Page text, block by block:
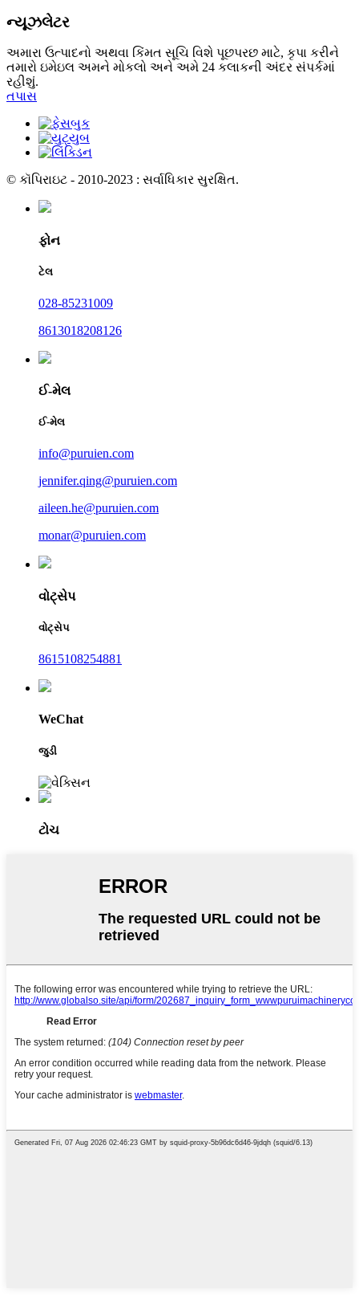
ન્યૂઝલેટર
અમારા ઉત્પાદનો અથવા કિંમત સૂચિ વિશે પૂછપરછ માટે, કૃપા કરીને
તમારો ઇમેઇલ અમને મોકલો અને અમે 24 કલાકની અંદર સંપર્કમાં
રહીશું.
તપાસ
© કૉપિરાઇટ - 2010-2023 : સર્વાધિકાર સુરક્ષિત.
ફોન
ટેલ
028-85231009
8613018208126
ઈ-મેલ
ઈ-મેલ
info@puruien.com
jennifer.qing@puruien.com
aileen.he@puruien.com
monar@puruien.com
વોટ્સેપ
વોટ્સેપ
8615108254881
WeChat
જુડી
ટોચ